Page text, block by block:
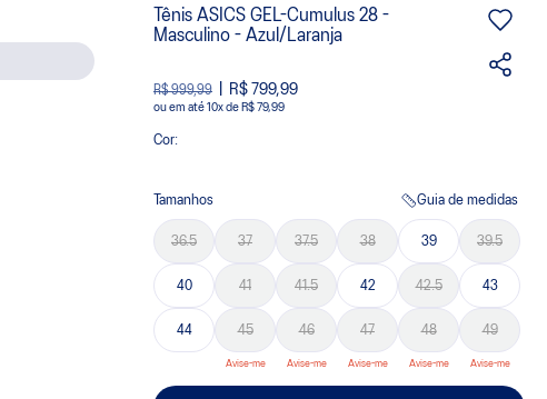
Tênis ASICS GEL-Cumulus 28 -
Masculino - Azul/Laranja
R$ 999,99 R$ 799,99
ou 10x de R$ 79,99
Cor:
Tamanhos Guia de medidas
36.5 37 37.5 38 39 39.5
40 41 41.5 42 42.5 43
44 45 46 47 48 49